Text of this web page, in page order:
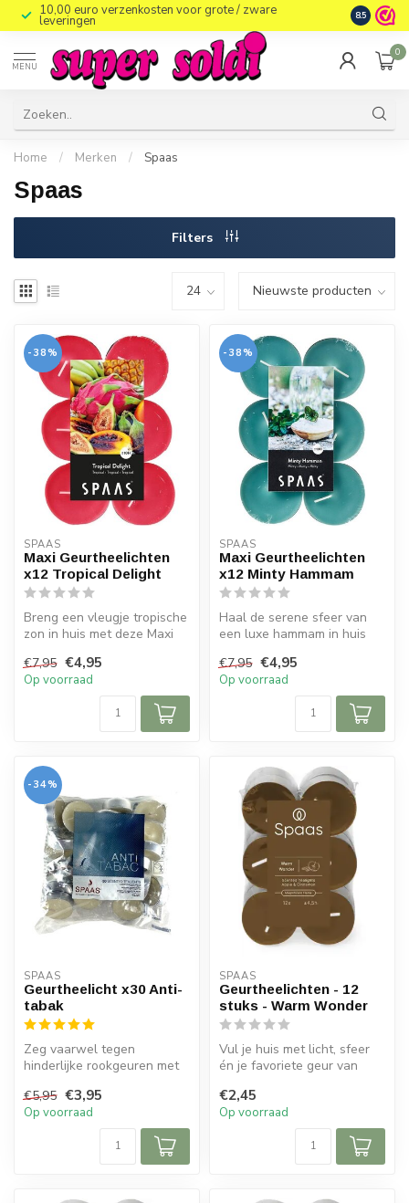
10,00 euro verzenkosten voor grote / zware
leveringen 8.5
MENU
0
Home / Merken / Spaas
Spaas
Filters
-38%
SPAAS
Maxi Geurtheelichten
x12 Tropical Delight
Breng een vleugje tropische
zon in huis met deze Maxi
€7,95 €4,95
Op voorraad
-38%
SPAAS
Maxi Geurtheelichten
x12 Minty Hammam
Haal de serene sfeer van
een luxe hammam in huis
Geurtheelichten M...
€7,95 €4,95
Op voorraad
-34%
SPAAS
Geurtheelicht x30 Anti-
tabak
Zeg vaarwel tegen
hinderlijke rookgeuren met
Tabak.
€5,95 €3,95
Op voorraad
SPAAS
Geurtheelichten - 12
stuks - Warm Wonder
Vul je huis met licht, sfeer
én je favoriete geur van
Geurkaarsen...
€2,45
Op voorraad